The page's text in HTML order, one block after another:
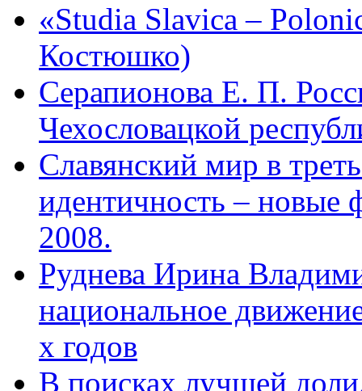
«Studia Slavica –
Костюшко)
Серапионова Е. П.
Чехословацкой
Славянский мир в
идентичность – новые
2008.
Руднева Ирина
национальное
х годов
В поисках лучшей